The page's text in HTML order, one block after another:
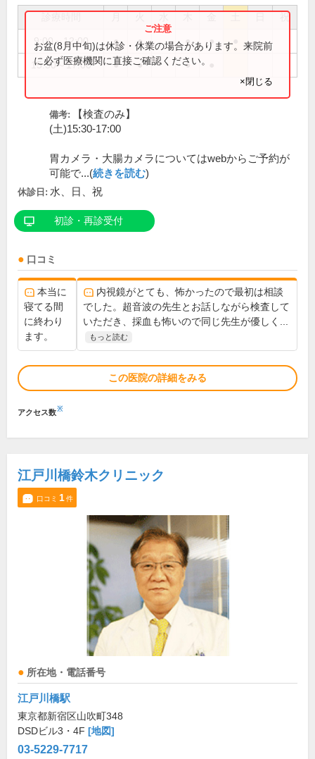
祝
9:00～12:00 ● ● ● ●
15:30～17:00 ● ● ●
お盆(8月中旬)は休診・休業の場合があります。来院前
に必ず医療機関に直接ご確認ください。
×閉じる
備考:
【検査のみ】
(土)15:30-17:00
胃カメラ・大腸カメラについてはwebからご予約が
可能で...(続きを読む)
休診日: 水、日、祝
初診・再診受付
口コミ
本当に
寝てる間
に終わり
ます。
内視鏡がとても、怖かったので最初は相談
でした。超音波の先生とお話しながら検査して
いただき、採血も怖いので同じ先生が優しく...
もっと読む
この医院の詳細をみる
アクセス数※
江戸川橋鈴木クリニック
口コミ 1件
所在地・電話番号
江戸川橋駅
東京都新宿区山吹町348
DSDビル3・4F [地図]
03-5229-7717